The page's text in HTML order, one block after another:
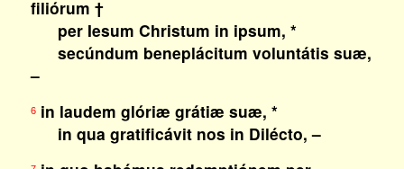
filiórum †
per Iesum Christum in ipsum, *
secúndum beneplácitum voluntátis suæ,
–
6in laudem glóriæ grátiæ suæ, *
in qua gratificávit nos in Dilécto, –